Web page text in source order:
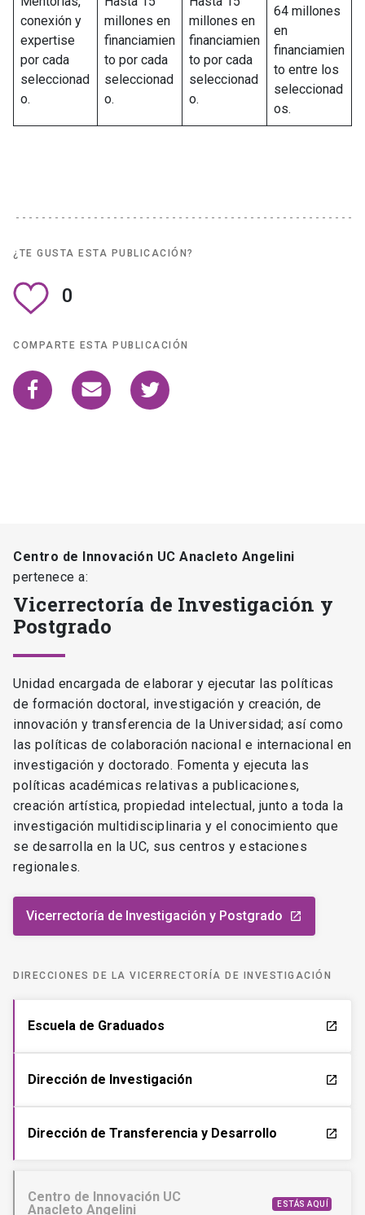
conexión y
expertise
por cada
seleccionad
o.
millones en
financiamien
to por cada
seleccionad
o.
millones en
financiamien
to por cada
seleccionad
o.
64 millones
en
financiamien
to entre los
seleccionad
os.
¿TE GUSTA ESTA PUBLICACIÓN?
0
COMPARTE ESTA PUBLICACIÓN
Centro de Innovación UC Anacleto Angelini
pertenece a:
Vicerrectoría de Investigación y
Postgrado
Unidad encargada de elaborar y ejecutar las políticas
de formación doctoral, investigación y creación, de
innovación y transferencia de la Universidad; así como
las políticas de colaboración nacional e internacional en
investigación y doctorado. Fomenta y ejecuta las
políticas académicas relativas a publicaciones,
creación artística, propiedad intelectual, junto a toda la
investigación multidisciplinaria y el conocimiento que
se desarrolla en la UC, sus centros y estaciones
regionales.
Vicerrectoría de Investigación y Postgrado launch
DIRECCIONES DE LA VICERRECTORÍA DE INVESTIGACIÓN
Escuela de Graduados launch
Dirección de Investigación launch
Dirección de Transferencia y Desarrollo launch
Centro de Innovación UC
Anacleto Angelini
ESTÁS AQUÍ